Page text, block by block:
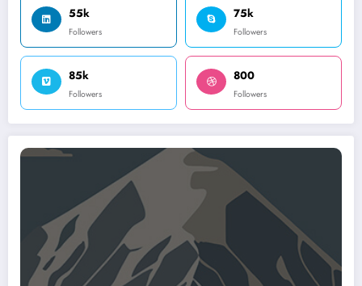
55k
Followers
75k
Followers
85k
Followers
800
Followers